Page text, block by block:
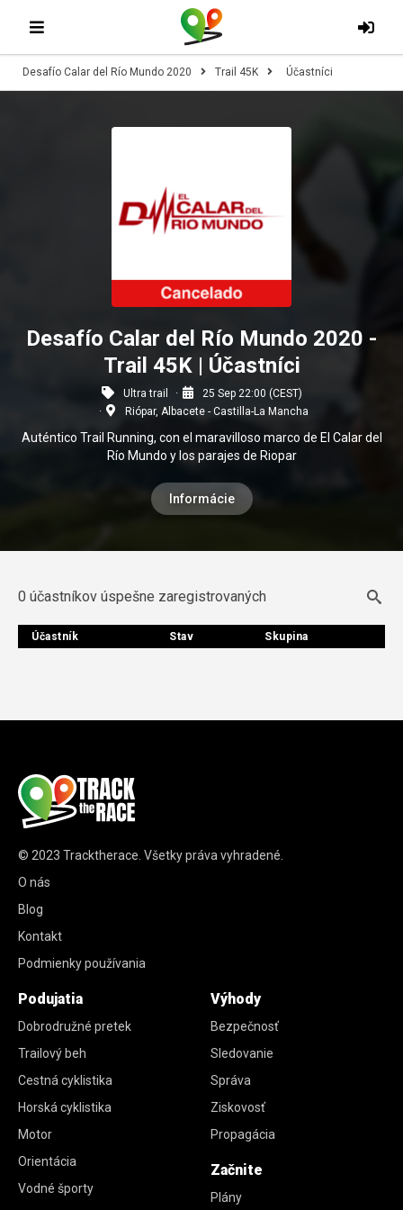
Desafío Calar del Río Mundo 2020 Trail 45K Účastníci
Desafío Calar del Río Mundo 2020 -
Trail 45K | Účastníci
Ultra trail
25 Sep 22:00 (CEST)
Riópar, Albacete - Castilla-La Mancha
Auténtico Trail Running, con el maravilloso marco de El Calar del
Río Mundo y los parajes de Riopar
Informácie
0 účastníkov úspešne zaregistrovaných
Účastník Stav Skupina
Účastník Stav Skupina
© 2023 Tracktherace. Všetky práva vyhradené.
O nás
Blog
Kontakt
Podmienky používania
Podujatia
Dobrodružné pretek
Trailový beh
Cestná cyklistika
Horská cyklistika
Motor
Orientácia
Vodné športy
Výhody
Bezpečnosť
Sledovanie
Správa
Ziskovosť
Propagácia
Začnite
Plány